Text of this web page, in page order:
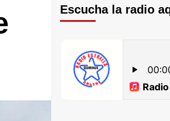
Escucha la radio